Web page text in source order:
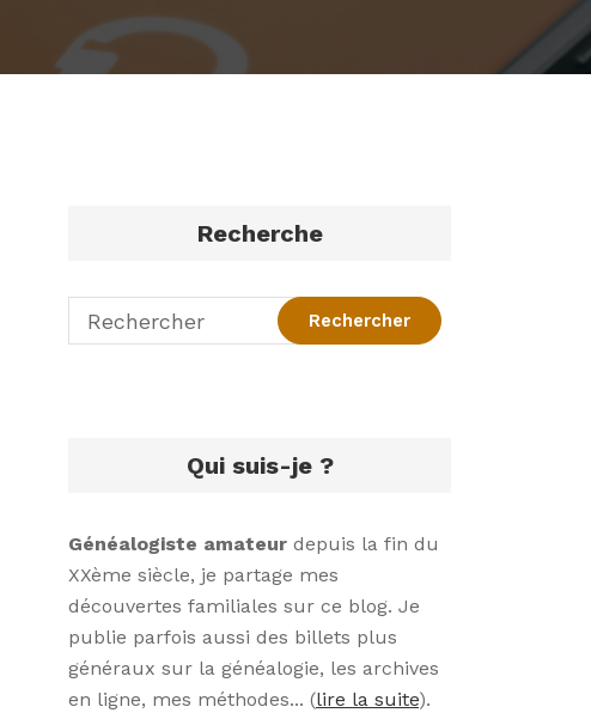
Recherche
Qui suis-je ?
Généalogiste amateur depuis la fin du
XXème siècle, je partage mes
découvertes familiales sur ce blog. Je
publie parfois aussi des billets plus
généraux sur la généalogie, les archives
en ligne, mes méthodes... (lire la suite).